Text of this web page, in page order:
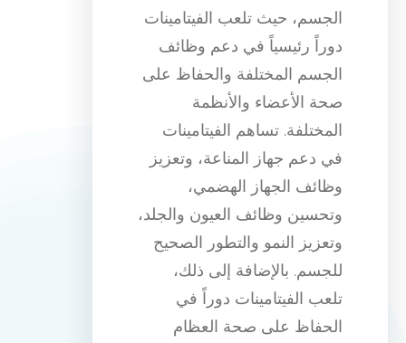
الجسم، حيث تلعب الفيتامينات
دوراً رئيسياً في دعم وظائف
الجسم المختلفة والحفاظ على
صحة الأعضاء والأنظمة
المختلفة. تساهم الفيتامينات
في دعم جهاز المناعة، وتعزيز
وظائف الجهاز الهضمي،
وتحسين وظائف العيون والجلد،
وتعزيز النمو والتطور الصحيح
للجسم. بالإضافة إلى ذلك،
تلعب الفيتامينات دوراً في
الحفاظ على صحة العظام